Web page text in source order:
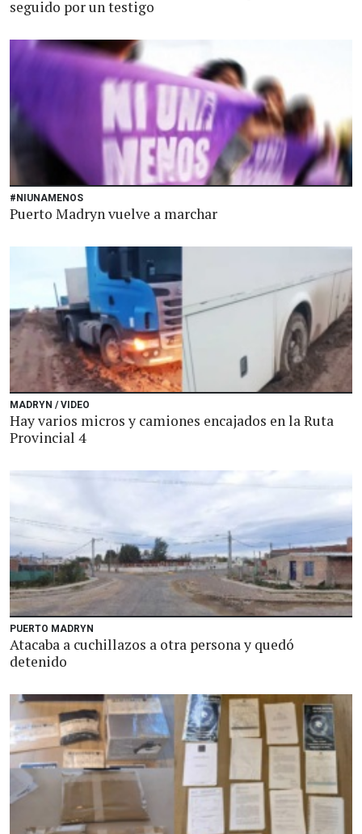
seguido por un testigo
#NIUNAMENOS
Puerto Madryn vuelve a marchar
MADRYN / VIDEO
Hay varios micros y camiones encajados en la Ruta
Provincial 4
PUERTO MADRYN
Atacaba a cuchillazos a otra persona y quedó
detenido